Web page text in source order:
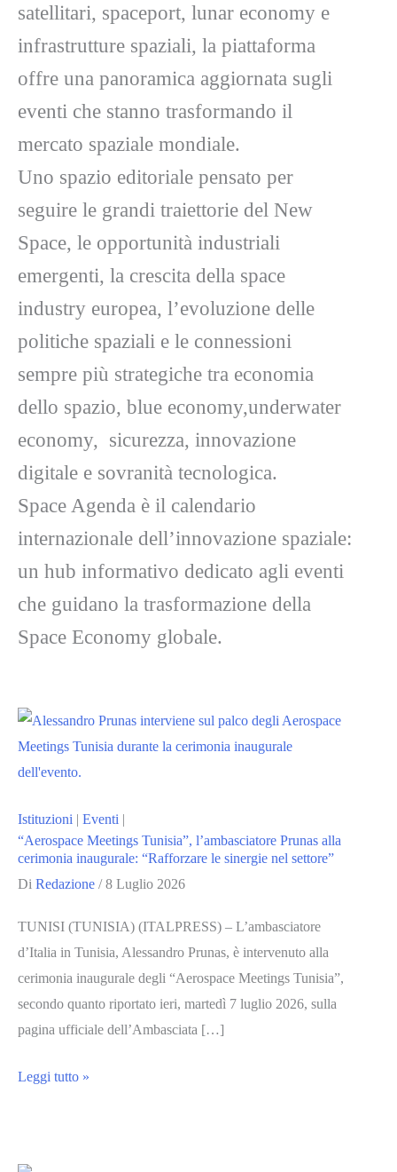
satellitari, spaceport, lunar economy e
infrastrutture spaziali, la piattaforma
offre una panoramica aggiornata sugli
eventi che stanno trasformando il
mercato spaziale mondiale.
Uno spazio editoriale pensato per
seguire le grandi traiettorie del New
Space, le opportunità industriali
emergenti, la crescita della space
industry europea, l’evoluzione delle
politiche spaziali e le connessioni
sempre più strategiche tra economia
dello spazio, blue economy,underwater
economy, sicurezza, innovazione
digitale e sovranità tecnologica.
Space Agenda è il calendario
internazionale dell’innovazione spaziale:
un hub informativo dedicato agli eventi
che guidano la trasformazione della
Space Economy globale.
Istituzioni | Eventi |
“Aerospace Meetings Tunisia”, l’ambasciatore Prunas alla
cerimonia inaugurale: “Rafforzare le sinergie nel settore”
Di Redazione /8 Luglio 2026
TUNISI (TUNISIA) (ITALPRESS) – L’ambasciatore
d’Italia in Tunisia, Alessandro Prunas, è intervenuto alla
cerimonia inaugurale degli “Aerospace Meetings Tunisia”,
secondo quanto riportato ieri, martedì 7 luglio 2026, sulla
pagina ufficiale dell’Ambasciata […]
“Aerospace
Leggi tutto »